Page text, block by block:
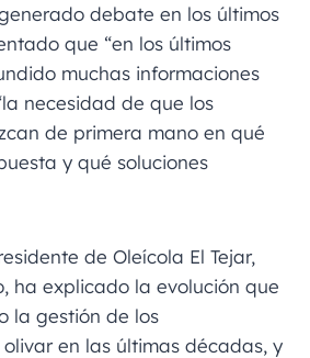
debate en los últimos
que “en los últimos
muchas informaciones
necesidad de que los
de primera mano en qué
y qué soluciones
de Oleícola El Tejar,
ha explicado la evolución que
la gestión de los
en las últimas décadas, y